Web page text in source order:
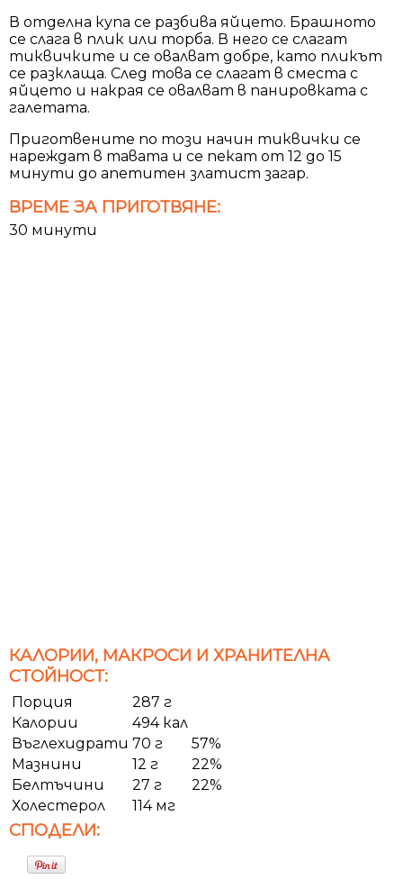
В отделна купа се разбива яйцето. Брашното
се слага в плик или торба. В него се слагат
тиквичките и се овалват добре, като пликът
се разклаща. След това се слагат в сместа с
яйцето и накрая се овалват в панировката с
галетата.
Приготвените по този начин тиквички се
нареждат в тавата и се пекат от 12 до 15
минути до апетитен златист загар.
ВРЕМЕ ЗА ПРИГОТВЯНЕ:
30 минути
КАЛОРИИ, МАКРОСИ И ХРАНИТЕЛНА
СТОЙНОСТ:
Порция
287 г
Калории
494 кал
Въглехидрати 70 г
57%
Мазнини
12 г
22%
Белтъчини
27 г
22%
Холестерол
114 мг
СПОДЕЛИ: